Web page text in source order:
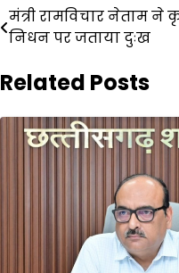
Post
navigation
मंत्री रामविचार नेताम ने
निधन पर जताया दुःख
Related Posts